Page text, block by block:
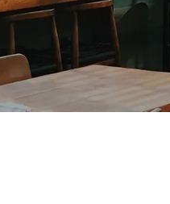
代表者挨拶
グループ一覧
経営理念
事業紹介